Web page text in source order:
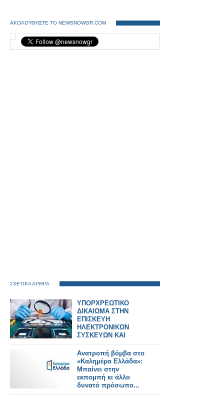
ΑΚΟΛΟΥΘΗΣΤΕ ΤΟ NEWSNOWGR.COM
ΣΧΕΤΙΚΑ ΑΡΘΡΑ
ΥΠΟΡΧΡΕΩΤΙΚΟ
ΔΙΚΑΙΩΜΑ ΣΤΗΝ
ΕΠΙΣΚΕΥΗ
ΗΛΕΚΤΡΟΝΙΚΩΝ
ΣΥΣΚΕΥΩΝ ΚΑΙ
SPARTPHONES ΣΤΗΝ
ΕΛΛΑΔΑ
Ανατροπή βόμβα στο
«Καλημέρα Ελλάδα»:
Μπαίνει στην
εκπομπή κι άλλο
δυνατό πρόσωπο...